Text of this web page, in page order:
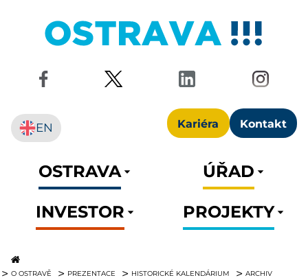
Kariéra Kontakt
EN
OSTRAVA
ÚŘAD
INVESTOR
PROJEKTY
O OSTRAVĚ PREZENTACE HISTORICKÉ KALENDÁRIUM ARCHIV